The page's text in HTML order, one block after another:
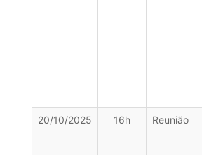
20/10/2025 16h Reunião